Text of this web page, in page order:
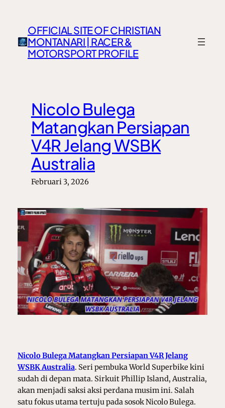
kontenOFFICIAL SITE OF CHRISTIAN
MONTANARI | RACER &
MOTORSPORT PROFILE
Nicolo Bulega
Matangkan Persiapan
V4R Jelang WSBK
Australia
Februari 3, 2026
Nicolo Bulega Matangkan Persiapan V4R Jelang
WSBK Australia. Seri pembuka World Superbike kini
sudah di depan mata. Sirkuit Phillip Island, Australia,
akan menjadi saksi aksi perdana musim ini. Salah
satu fokus utama tertuju pada sosok Nicolo Bulega.